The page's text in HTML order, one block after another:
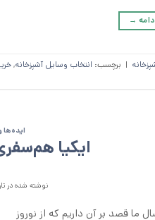
→
| برچسب: انتخاب وسایل آشپزخانه,
ایده‌ها
ایکیا
نوشته شده در
ما قصد بر آن داریم که از نوروز